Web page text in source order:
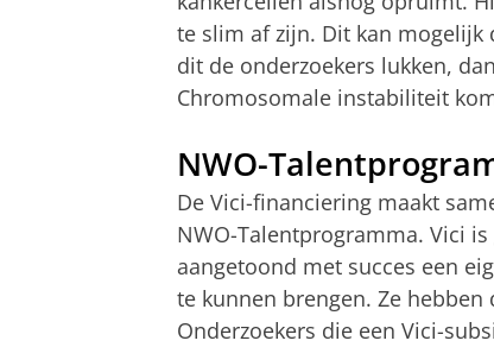
te slim af zijn. Dit kan
dit de onderzoekers lukken,
Chromosomale instabiliteit
NWO-
De Vici-financiering maakt
NWO-Talentprogramma. Vici
aangetoond met succes een
te kunnen brengen. Ze
Onderzoekers die een Vici-